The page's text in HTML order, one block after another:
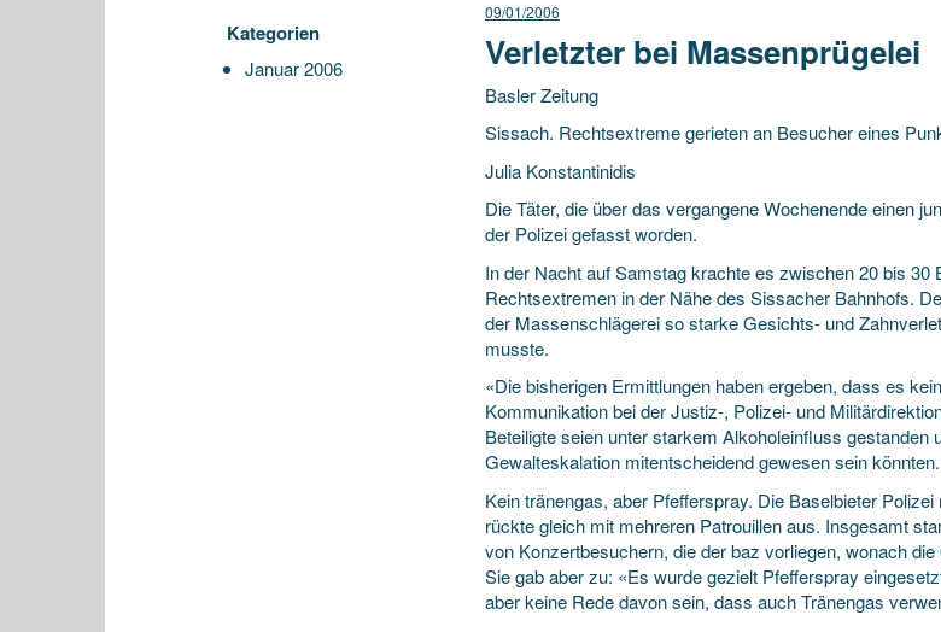
Kategorien
Januar 2006
09/01/2006
Verletzter bei Massenprügelei
Basler Zeitung
Sissach. Rechtsextreme gerieten an Besucher eines
Julia Konstantinidis
Die Täter, die über das vergangene Wochenende einen
der Polizei gefasst worden.
In der Nachtauf Samstag krachte es zwischen 20 bis
Rechtsextremen in der Nähe des Sissacher Bahnhofs.
der Massenschlägerei so starke Gesichts- und
musste.
«Die bisherigen Ermittlungen haben ergeben, dass es
Kommunikation bei der Justiz-, Polizei- und
Beteiligte seien unter starkem Alkoholeinfluss
Gewalteskalation mitentscheidend gewesen sein könnten.
Kein tränengas, aber Pfefferspray. Die Baselbieter
rückte gleich mit mehreren Patrouillen aus. Insgesamt
von Konzertbesuchern, die der baz vorliegen, wonach
Sie gab aber zu: «Es wurde gezielt Pfefferspray
aber keine Rede davon sein, dass auch Tränengas